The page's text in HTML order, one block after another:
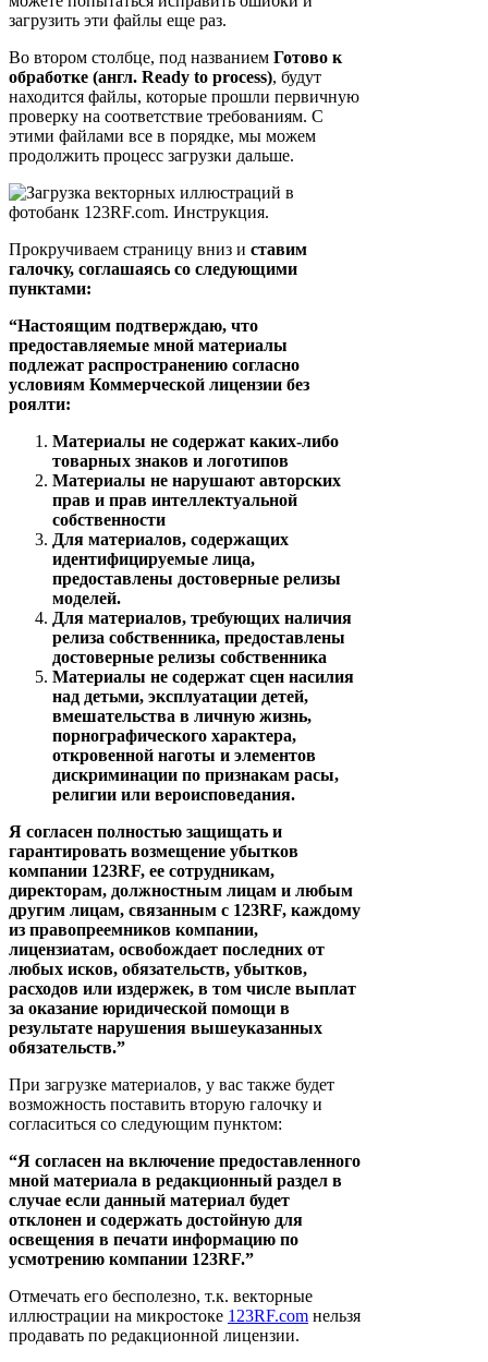
загрузить эти файлы еще раз.
Во втором столбце, под названием Готово к
обработке (англ. Ready to process), будут
находится файлы, которые прошли первичную
проверку на соответствие требованиям. С
этими файлами все в порядке, мы можем
продолжить процесс загрузки дальше.
Прокручиваем страницу вниз и ставим
галочку, соглашаясь со следующими
пунктами:
“Настоящим подтверждаю, что
предоставляемые мной материалы
подлежат распространению согласно
условиям Коммерческой лицензии без
роялти:
Материалы не содержат каких-либо
товарных знаков и логотипов
Материалы не нарушают авторских
прав и прав интеллектуальной
собственности
Для материалов, содержащих
идентифицируемые лица,
предоставлены достоверные релизы
моделей.
Для материалов, требующих наличия
релиза собственника, предоставлены
достоверные релизы собственника
Материалы не содержат сцен насилия
над детьми, эксплуатации детей,
вмешательства в личную жизнь,
порнографического характера,
откровенной наготы и элементов
дискриминации по признакам расы,
религии или вероисповедания.
Я согласен полностью защищать и
гарантировать возмещение убытков
компании 123RF, ее сотрудникам,
директорам, должностным лицам и любым
другим лицам, связанным с 123RF, каждому
из правопреемников компании,
лицензиатам, освобождает последних от
любых исков, обязательств, убытков,
расходов или издержек, в том числе выплат
за оказание юридической помощи в
результате нарушения вышеуказанных
обязательств.”
При загрузке материалов, у вас также будет
возможность поставить вторую галочку и
согласиться со следующим пунктом:
“Я согласен на включение предоставленного
мной материала в редакционный раздел в
случае если данный материал будет
отклонен и содержать достойную для
освещения в печати информацию по
усмотрению компании 123RF.”
Отмечать его бесполезно, т.к. векторные
иллюстрации на микростоке 123RF.com нельзя
продавать по редакционной лицензии.